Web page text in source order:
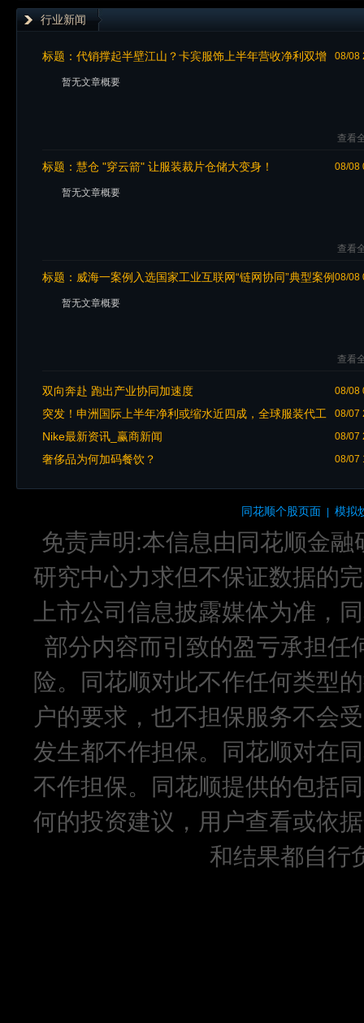
行业新闻
08/08
标题： 代销撑起半壁江山？卡宾服饰上半年营收净利双增
暂无文章概要
查看
08/08
标题： 慧仓 "穿云箭" 让服装裁片仓储大变身！
暂无文章概要
查看
08/08
标题： 威海一案例入选国家工业互联网“链网协同”典型案例
暂无文章概要
查看
08/08
双向奔赴 跑出产业协同加速度
08/07
突发！申洲国际上半年净利或缩水近四成，全球服装代工
迎来深度洗牌期
08/07
Nike最新资讯_赢商新闻
08/07
奢侈品为何加码餐饮？
同花顺个股页面 模拟
免责声明:本信息由同花顺金
研究中心力求但不保证数据的
上市公司信息披露媒体为准，
部分内容而引致的盈亏承担任
险。同花顺对此不作任何类型
户的要求，也不担保服务不会
发生都不作担保。同花顺对在
不作担保。同花顺提供的包括
何的投资建议，用户查看或依
和结果都自行